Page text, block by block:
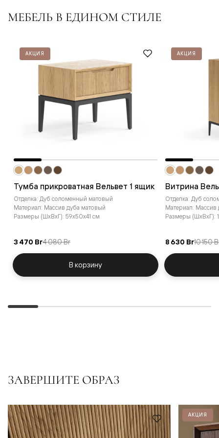
МЕБЕЛЬ В ЕДИНОМ СТИЛЕ
АКЦИЯ
Тумба прикроватная Вельвет 1 ящик
Отделка: Дуб соломенный матовый
Материал: Массив дуба матовый
Размеры (ШxВxГ): 59x50x41 см
3 470 Br4 080 Br
В корзину
АКЦИЯ
Витрина
Отделка: Дуб
Материал: Массив
Размеры (ШxВxГ):
8 630 Br10 150
ЗАВЕРШИТЕ ОБРАЗ
АКЦИЯ